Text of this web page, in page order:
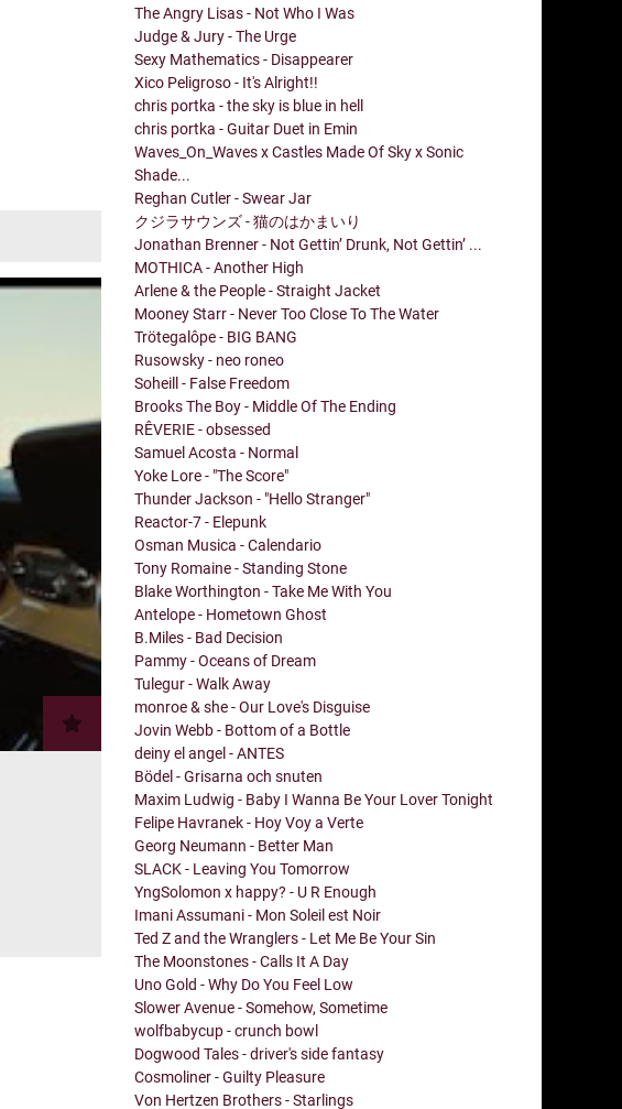
The Angry Lisas - Not Who I Was
Judge & Jury - The Urge
Sexy Mathematics - Disappearer
Xico Peligroso - It's Alright!!
chris portka - the sky is blue in hell
chris portka - Guitar Duet in Emin
Waves_On_Waves x Castles Made Of Sky x Sonic
Shade...
Reghan Cutler - Swear Jar
クジラサウンズ - 猫のはかまいり
Jonathan Brenner - Not Gettin’ Drunk, Not Gettin’ ...
MOTHICA - Another High
Arlene & the People - Straight Jacket
Mooney Starr - Never Too Close To The Water
Trötegalôpe - BIG BANG
Rusowsky - neo roneo
Soheill - False Freedom
Brooks The Boy - Middle Of The Ending
RÊVERIE - obsessed
Samuel Acosta - Normal
Yoke Lore - "The Score"
Thunder Jackson - "Hello Stranger"
Reactor-7 - Elepunk
Osman Musica - Calendario
Tony Romaine - Standing Stone
Blake Worthington - Take Me With You
Antelope - Hometown Ghost
B.Miles - Bad Decision
Pammy - Oceans of Dream
Tulegur - Walk Away
monroe & she - Our Love's Disguise
Jovin Webb - Bottom of a Bottle
deiny el angel - ANTES
Bödel - Grisarna och snuten
Maxim Ludwig - Baby I Wanna Be Your Lover Tonight
Felipe Havranek - Hoy Voy a Verte
Georg Neumann - Better Man
SLACK - Leaving You Tomorrow
YngSolomon x happy? - U R Enough
Imani Assumani - Mon Soleil est Noir
Ted Z and the Wranglers - Let Me Be Your Sin
The Moonstones - Calls It A Day
Uno Gold - Why Do You Feel Low
Slower Avenue - Somehow, Sometime
wolfbabycup - crunch bowl
Dogwood Tales - driver's side fantasy
Cosmoliner - Guilty Pleasure
Von Hertzen Brothers - Starlings